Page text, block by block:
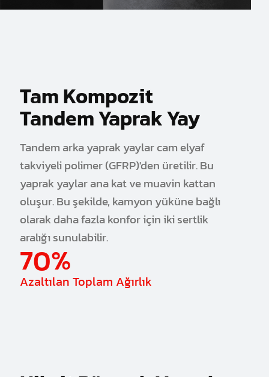
Tam Kompozit
Tandem Yaprak Yay
Tandem arka yaprak yaylar cam elyaf
takviyeli polimer (GFRP)'den üretilir. Bu
yaprak yaylar ana kat ve muavin kattan
oluşur. Bu şekilde, kamyon yüküne bağlı
olarak daha fazla konfor için iki sertlik
aralığı sunulabilir.
70%
Azaltılan Toplam Ağırlık